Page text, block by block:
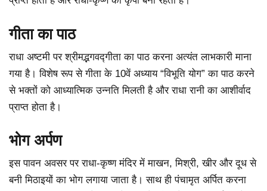
गीता का पाठ
राधा अष्टमी पर श्रीमद्भगवद्गीता का पाठ करना अत्यंत लाभकारी माना
गया है। विशेष रूप से गीता के 10वें अध्याय “विभूति योग” का पाठ करने
से भक्तों को आध्यात्मिक उन्नति मिलती है और राधा रानी का आशीर्वाद
प्राप्त होता है।
भोग अर्पण
इस पावन अवसर पर राधा-कृष्ण मंदिर में माखन, मिश्री, खीर और दूध से
बनी मिठाइयों का भोग लगाया जाता है। साथ ही पंचामृत अर्पित करना